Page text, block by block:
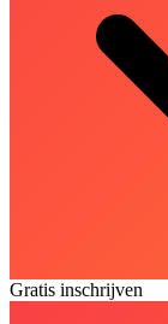
Gratis inschrijven